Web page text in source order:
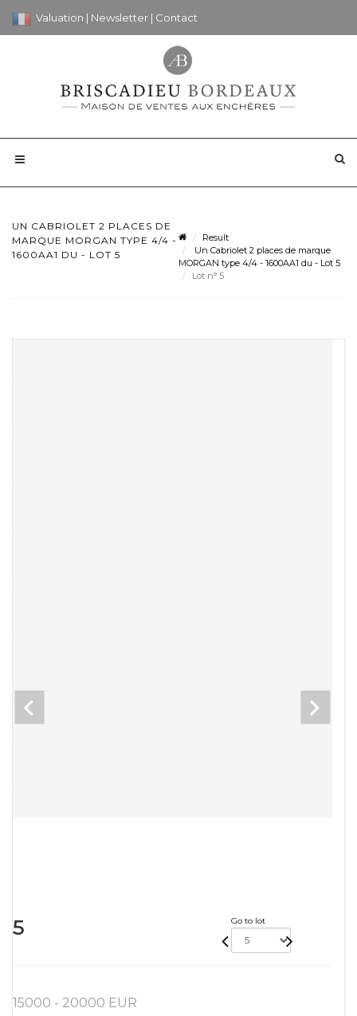
Valuation | Newsletter | Contact
UN CABRIOLET 2 PLACES DE
MARQUE MORGAN TYPE 4/4 -
1600AA1 DU - LOT 5
Result
Un Cabriolet 2 places de marque
MORGAN type 4/4 - 1600AA1 du - Lot 5
Lot n° 5
5 Go to lot
15000 - 20000 EUR